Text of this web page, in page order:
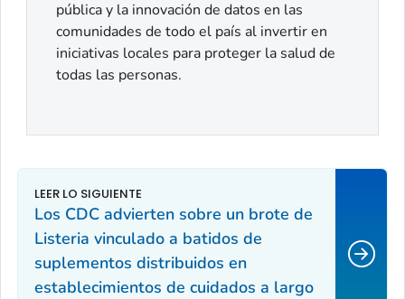
pública y la innovación de datos en las
comunidades de todo el país al invertir en
iniciativas locales para proteger la salud de
todas las personas.
Los CDC advierten sobre un brote de
Listeria vinculado a batidos de
suplementos distribuidos en
establecimientos de cuidados a largo